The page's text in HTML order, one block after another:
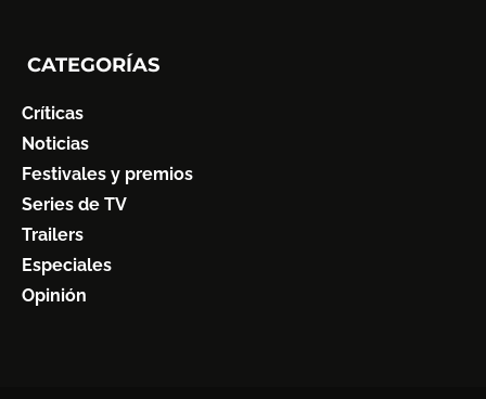
CATEGORÍAS
Críticas
Noticias
Festivales y premios
Series de TV
Trailers
Especiales
Opinión